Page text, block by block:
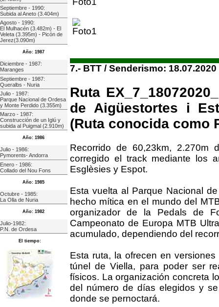
Septiembre - 1990:
Subida al Aneto (3.404m)
Agosto - 1990:
El Mulhacén (3.482m) - El
Veleta (3.395m) - Picón de
Jerez(3.090m)
Año: 1987
Diciembre - 1987:
Maranges
Septiembre - 1987:
Queralbs - Nuria
Julio - 1987:
Parque Nacional de Ordesa
y Monte Perdido (3.355m)
Marzo - 1987:
Construcción de un Iglú y
subida al Puigmal (2.910m)
Año: 1986
Julio - 1986:
Pymorents- Andorra
Enero - 1986:
Collado del Nou Fons
Año: 1985
Octubre - 1985:
La Olla de Nuria
Año: 1982
Julio-1982:
P.N. de Ordesa
El tiempo:
7.- BTT / Senderismo: 18.07.2020
Ruta
de Aigüestortes i
(Ruta conocida como
Recorrido de 60,23km, 2.270m
corregido el track mediante los
Esglèsies y Espot.
Esta vuelta al Parque Nacional
hecho mítica en el mundo del
organizador de la Pedals de
Campeonato de Europa MTB
acumulado, dependiendo del
Esta ruta, la ofrecen en
túnel de Viella, para poder ser
físicos. La organización concreta
del número de días elegidos y
donde se pernoctará.